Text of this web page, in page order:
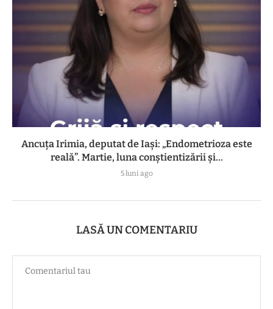
Ancuța Irimia, deputat de Iași: „Endometrioza este
reală”. Martie, luna conștientizării și...
5 luni ago
LASĂ UN COMENTARIU